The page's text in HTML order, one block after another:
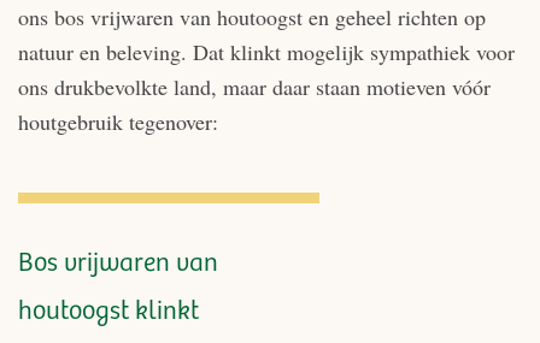
ons bos vrijwaren van houtoogst en geheel richten op
natuur en beleving. Dat klinkt mogelijk sympathiek voor
ons drukbevolkte land, maar daar staan motieven vóór
houtgebruik tegenover:
Bos vrijwaren van
houtoogst klinkt